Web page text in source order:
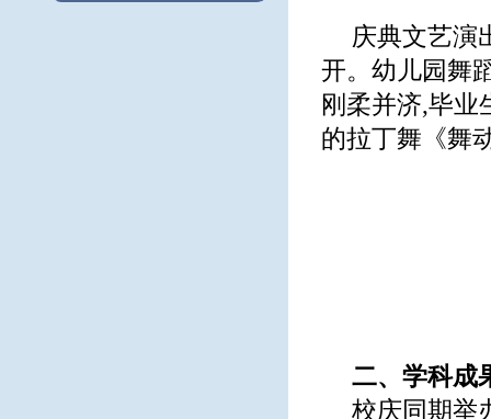
庆典文艺演
开。幼儿园舞
刚柔并济,毕业
的拉丁舞《舞
二、学科成
校庆同期举